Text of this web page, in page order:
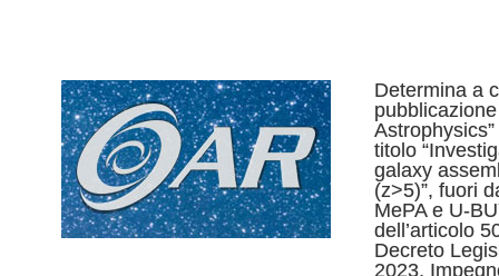
Determina a
titolo
galaxy
(z>5)”, fuori
MePA e U-
dell’articolo
Decreto
2023.